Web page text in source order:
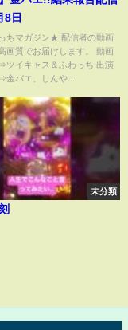
8日
ちマガジン★ 配信者の動画
画質でお届けします。 動画
ツイキャス＆ふわっち 出演
、しんや...
未分類